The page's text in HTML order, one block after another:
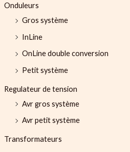
Onduleurs
Gros système
InLine
OnLine double conversion
Petit système
Regulateur de tension
Avr gros système
Avr petit système
Transformateurs